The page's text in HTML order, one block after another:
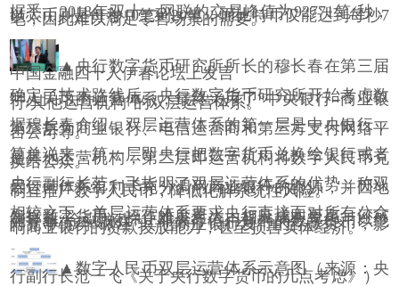
据悉，2018年双十一网联的交易峰值为92771笔/秒，
以太币则是每秒10笔到20笔，而比特币仅能达到每秒7
笔，因此难以满足零售场景的需要。
▲央行数字货币研究所所长的穆长春在第三届
中国金融四十人伊春论坛上发言
确定了技术路线后，央行数字货币研究所开始考虑数
字人民币的运营体系，最终采用了“中央银行–商业银
行/其他运营机构”的双层运营体系。
据穆长春介绍，双层运营体系的第一层是中央银行，
第二层为商业银行、电信运营商和第三方支付网络平
台公司等。
简单说来，第一层即央行把数字货币兑换给银行或者
是其他运营机构，第二层即运营机构将数字人民币兑
换给公众。
央行副行长范一飞指明了双层运营体系的优势，称双
层运营体系有利于充分调用商业银行的资源，并因地
制宜推广数字人民币，降低化解系统性风险。
相较之下，单层运营体系要求央行直接面对所有公众
发行数字货币，操作难度更大、相应成本更高，还可
能导致“金融脱媒”，即央行信用背书的数字货币以绝
对竞争优势“碾压”其他商业银行发行的存款货币，影
响商业银行的贷款投放能力，甚至损害实体经济。
▲数字人民币双层运营体系示意图（来源：央
行副行长范一飞《关于央行数字货币的几点考虑》）